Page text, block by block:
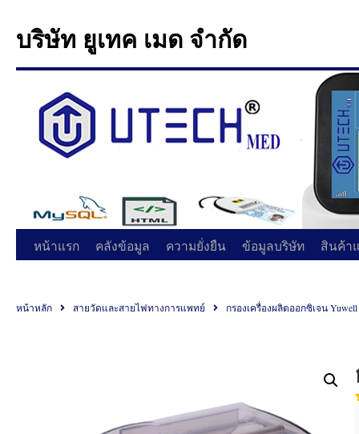
บริษัท ยูเทค เมด จำกัด
หน้าแรก คลังข้อมูล ความยั่งยืน ข้อมูลบริษัท สินค้า
หน้าหลัก สายวัดและสายไฟทางการแพทย์ กรองเครื่องผลิตออกซิเจน Yuwell